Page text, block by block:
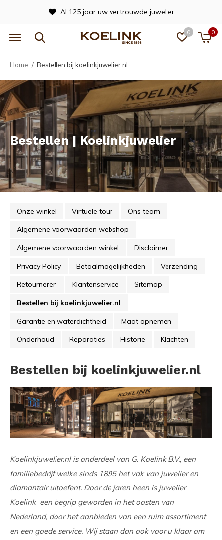
0 0
Officieel dealer
Home Bestellen bij koelinkjuwelier.nl
Bestellen | Koelinkjuwelier
Onze winkel Virtuele tour Ons team
Algemene voorwaarden webshop
Algemene voorwaarden winkel Disclaimer
Privacy Policy Betaalmogelijkheden Verzending
Retourneren Klantenservice Sitemap
Bestellen bij koelinkjuwelier.nl
Garantie en waterdichtheid Maat opnemen
Onderhoud Reparaties Historie Klachten
Bestellen bij koelinkjuwelier.nl
Koelinkjuwelier.nl is onderdeel van G. Koelink B.V., een
familiebedrijf welke sinds 1895 het vak van juwelier en
diamantair uitoefent. Door de jaren heen is juwelier
Koelink een begrip geworden in het oosten van
Nederland, door het aanbieden van een ruim assortiment
en een goede service. Wij staan dan ook voor u klaar om